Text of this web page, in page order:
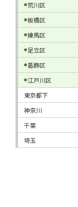
荒川区
板橋区
練馬区
足立区
葛飾区
江戸川区
東京都下
神奈川
千葉
埼玉